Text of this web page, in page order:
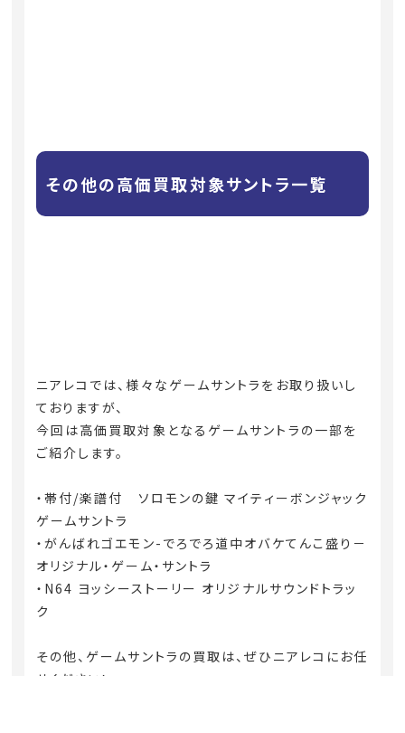
その他の高価買取対象サントラ一覧
ニアレコでは、様々なゲームサントラをお取り扱いし
ておりますが、
今回は高価買取対象となるゲームサントラの一部を
ご紹介します。
・帯付/楽譜付 ソロモンの鍵 マイティーボンジャック
ゲームサントラ
・がんばれゴエモン-でろでろ道中オバケてんこ盛り－
オリジナル・ゲーム・サントラ
・N64 ヨッシーストーリー オリジナルサウンドトラッ
ク
その他、ゲームサントラの買取は、ぜひニアレコにお任
せください！